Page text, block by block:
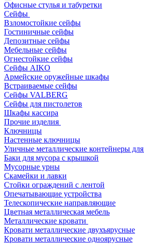
Офисные стулья и табуретки
Сейфы
Взломостойкие сейфы
Гостиничные сейфы
Депозитные сейфы
Мебельные сейфы
Огнестойкие сейфы
Сейфы AIKO
Армейские оружейные шкафы
Встраиваемые сейфы
Сейфы VALBERG
Сейфы для пистолетов
Шкафы кассира
Прочие изделия
Ключницы
Настенные ключницы
Уличные металлические контейнеры
Баки для мусора с крышкой
Мусорные урны
Скамейки и лавки
Стойки ограждений с лентой
Опечатывающие устройства
Телескопические направляющие
Цветная металлическая мебель
Металлические кровати
Кровати металлические двухъярусные
Кровати металлические одноярусные